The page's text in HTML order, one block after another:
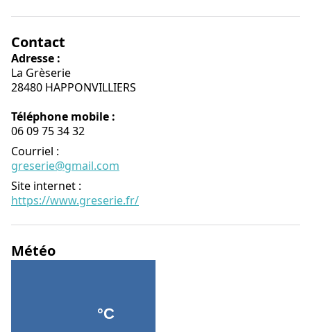
Contact
Adresse :
La Grèserie
28480 HAPPONVILLIERS
Téléphone mobile :
06 09 75 34 32
Courriel :
greserie@gmail.com
Site internet :
https://www.greserie.fr/
Météo